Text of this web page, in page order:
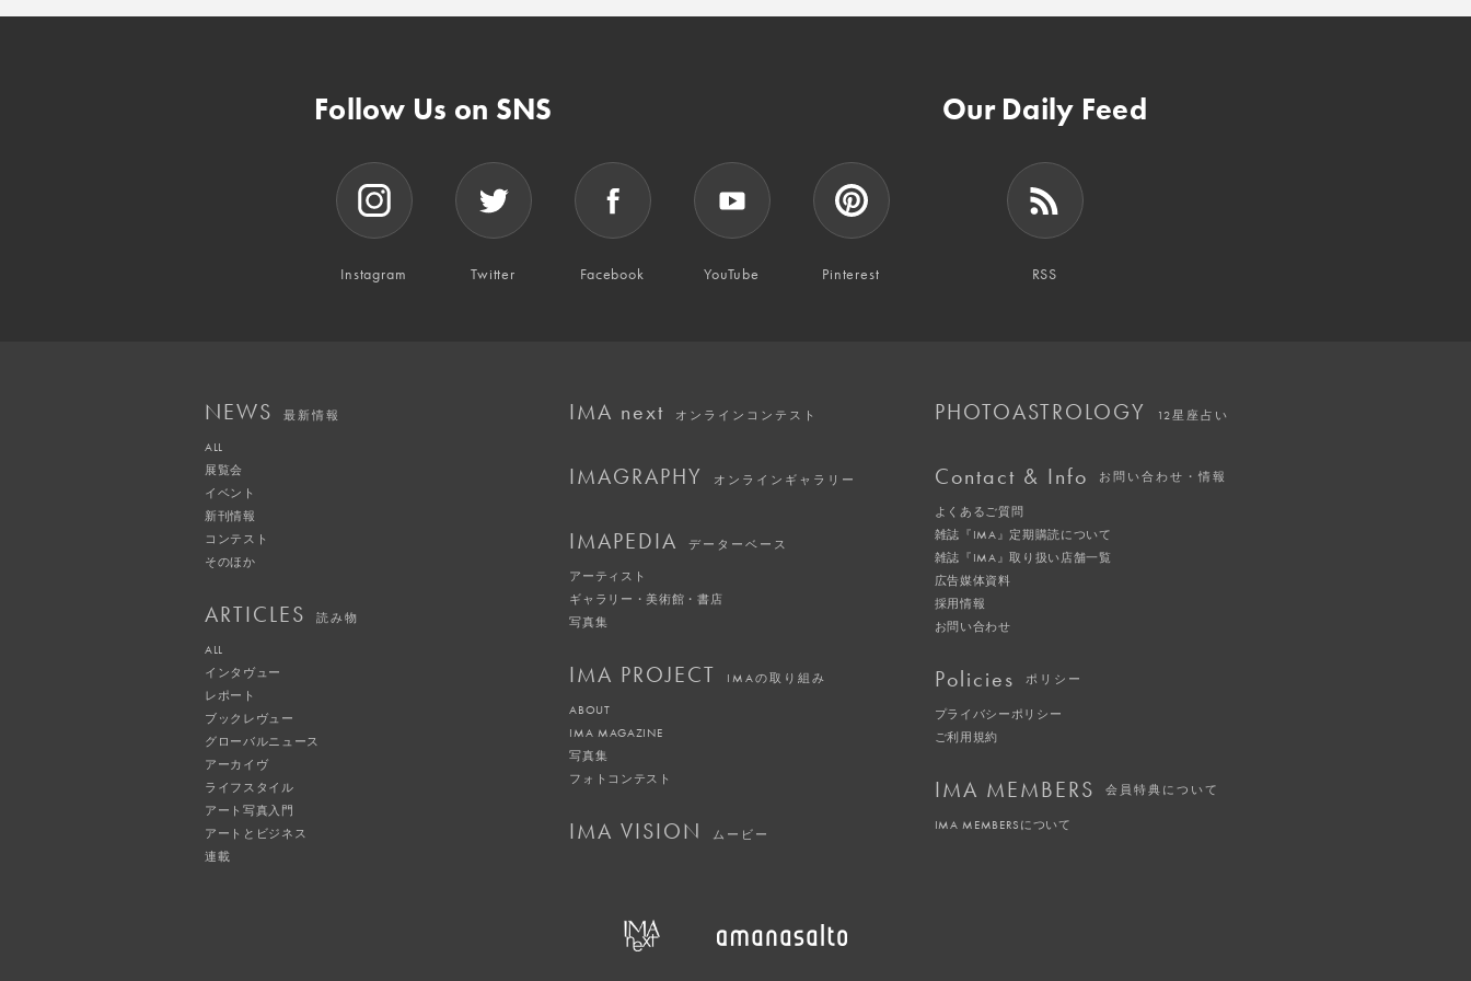
Follow Us on SNS
Instagram Twitter Facebook YouTube Pinterest
Our Daily Feed
RSS
NEWS 最新情報
ALL
展覧会
イベント
新刊情報
コンテスト
そのほか
ARTICLES 読み物
ALL
インタヴュー
レポート
ブックレヴュー
グローバルニュース
アーカイヴ
ライフスタイル
アート写真入門
アートとビジネス
連載
IMA next オンラインコンテスト
IMAGRAPHY オンラインギャラリー
IMAPEDIA データーベース
アーティスト
ギャラリー・美術館・書店
写真集
IMA PROJECT IMAの取り組み
ABOUT
IMA MAGAZINE
写真集
フォトコンテスト
IMA VISION ムービー
PHOTOASTROLOGY 12星座占い
Contact & Info お問い合わせ・情報
よくあるご質問
雑誌『IMA』定期購読について
雑誌『IMA』取り扱い店舗一覧
広告媒体資料
採用情報
お問い合わせ
Policies ポリシー
プライバシーポリシー
ご利用規約
IMA MEMBERS 会員特典について
IMA MEMBERSについて